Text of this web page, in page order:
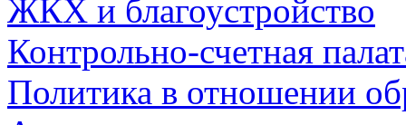
ЖКХ и благоустройство
Контрольно-счетная
Политика в отношении